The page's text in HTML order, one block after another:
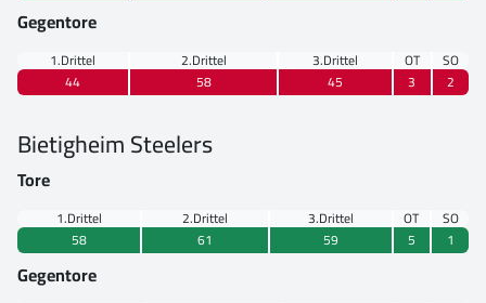
Gegentore
1.Drittel 2.Drittel 3.Drittel OT
SO
44
58 45 3 2
Bietigheim Steelers
Tore
1.Drittel 2.Drittel 3.Drittel OT
SO
58
61 59 5 1
Gegentore